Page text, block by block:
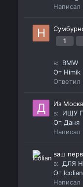
Написал
1
в: BMW
От Himik
Ответил
Из
в: ИЩУ
ОтДаня
Написал
ваш
в: ДЛЯ
От Icolian
Написал